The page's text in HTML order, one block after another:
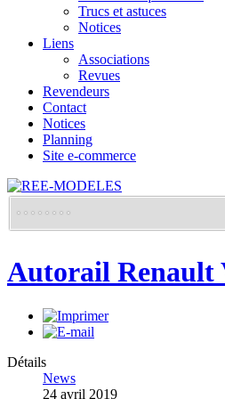
Trucs et astuces
Notices
Liens
Associations
Revues
Revendeurs
Contact
Notices
Planning
Site e-commerce
Autorail Renault
Détails
News
24 avril 2019